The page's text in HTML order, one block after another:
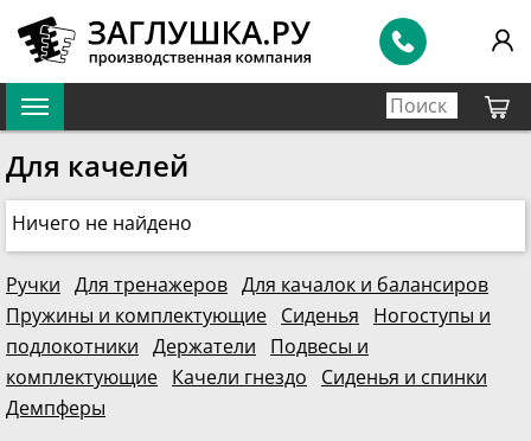
Для качелей
Ничего не найдено
Ручки Для тренажеров Для качалок и балансиров
Пружины и комплектующие Сиденья
Ногоступы и
подлокотники Держатели
Подвесы и
комплектующие Качели гнездо
Сиденья и спинки
Демпферы